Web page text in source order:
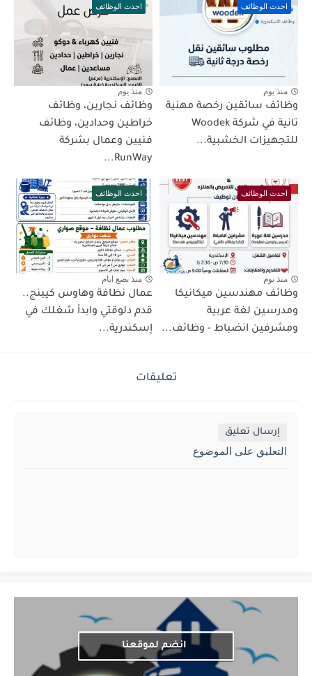
احدث الوظائف
منذ يوم
وظائف سائقين رخصة مهنية
تانية في شركة Woodek
للتجهيزات الخشبية...
احدث الوظائف
منذ يوم
وظائف نجارين، وظائف
خراطين وحدادين، وظائف
فنيين وعمال بشركة
RunWay...
احدث الوظائف
منذ يوم
وظائف مهندسين ميكانيكا
ومدرسين لغة عربية
ومشرفين انضباط - وظائف...
احدث الوظائف
منذ بضع ايام
عمال نظافة وهاوس كيبنج..
قدم دلوقتي وابدأ شغلك في
إسكندرية...
تعليقات
إرسال تعليق
التعليق على الموضوع
انضم لموقعنا